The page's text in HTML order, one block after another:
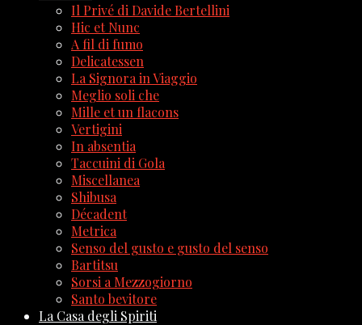
Il Privé di Davide Bertellini
Hic et Nunc
A fil di fumo
Delicatessen
La Signora in Viaggio
Meglio soli che
Mille et un flacons
Vertigini
In absentia
Taccuini di Gola
Miscellanea
Shibusa
Décadent
Metrica
Senso del gusto e gusto del senso
Bartitsu
Sorsi a Mezzogiorno
Santo bevitore
La Casa degli Spiriti